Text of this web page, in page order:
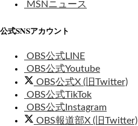
MSNニュース
公式SNSアカウント
OBS公式LINE
OBS公式Youtube
OBS公式X (旧Twitter)
OBS公式TikTok
OBS公式Instagram
OBS報道部X (旧Twitter)